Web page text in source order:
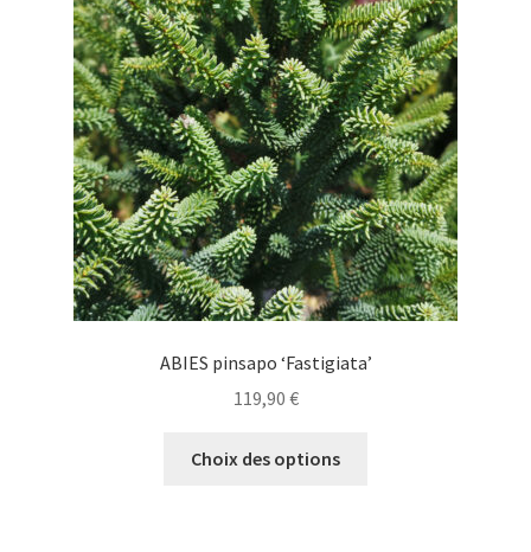
peuvent
être
choisies
sur
la
page
du
produit
ABIES pinsapo ‘Fastigiata’
119,90 €
Choix des options